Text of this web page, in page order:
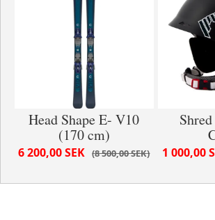
Head Shape E- V10
(170 cm)
8 500,00 SEK
6 200,00 SEK 1 000,00